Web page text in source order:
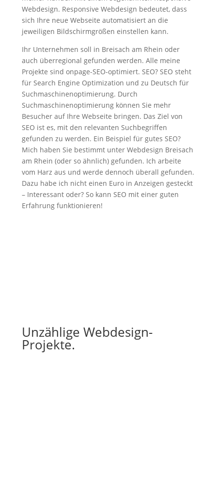
Webdesign. Responsive Webdesign bedeutet, dass
sich Ihre neue Webseite automatisiert an die
jeweiligen Bildschirmgrößen einstellen kann.
Ihr Unternehmen soll in Breisach am Rhein oder
auch überregional gefunden werden. Alle meine
Projekte sind onpage-SEO-optimiert. SEO? SEO steht
für Search Engine Optimization und zu Deutsch für
Suchmaschinenoptimierung. Durch
Suchmaschinenoptimierung können Sie mehr
Besucher auf Ihre Webseite bringen. Das Ziel von
SEO ist es, mit den relevanten Suchbegriffen
gefunden zu werden. Ein Beispiel für gutes SEO?
Mich haben Sie bestimmt unter Webdesign Breisach
am Rhein (oder so ähnlich) gefunden. Ich arbeite
vom Harz aus und werde dennoch überall gefunden.
Dazu habe ich nicht einen Euro in Anzeigen gesteckt
– Interessant oder? So kann SEO mit einer guten
Erfahrung funktionieren!
Unzählige Webdesign-
Projekte.